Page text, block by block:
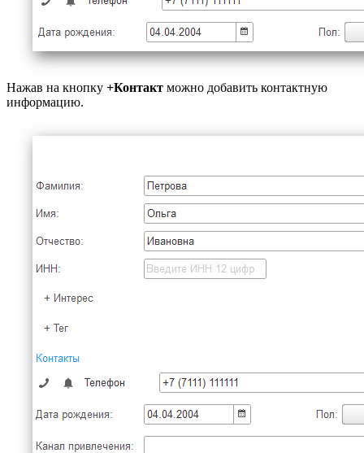
Нажав на кнопку +Контакт можно добавить контактную
информацию.